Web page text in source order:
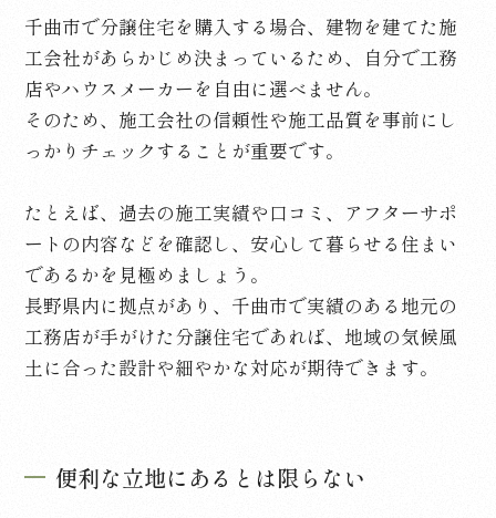
千曲市で分譲住宅を購入する場合、建物を建てた施
工会社があらかじめ決まっているため、自分で工務
店やハウスメーカーを自由に選べません。
そのため、施工会社の信頼性や施工品質を事前にし
っかりチェックすることが重要です。
たとえば、過去の施工実績や口コミ、アフターサポ
ートの内容などを確認し、安心して暮らせる住まい
であるかを見極めましょう。
長野県内に拠点があり、千曲市で実績のある地元の
工務店が手がけた分譲住宅であれば、地域の気候風
土に合った設計や細やかな対応が期待できます。
便利な立地にあるとは限らない